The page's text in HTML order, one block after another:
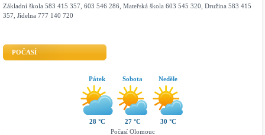
Základní škola 583 415 357, 603 546 286, Mateřská škola 603 545 320, Družina 583 415
357, Jídelna 777 140 720
POČASÍ
Pátek
28 °C
Sobota
27 °C
Neděle
30 °C
Počasí Olomouc